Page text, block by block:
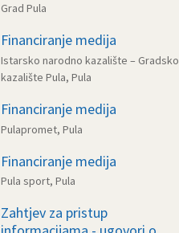
Grad Pula
Financiranje medija
Istarsko narodno kazalište – Gradsko
kazalište Pula, Pula
Financiranje medija
Pulapromet, Pula
Financiranje medija
Pula sport, Pula
Zahtjev za pristup